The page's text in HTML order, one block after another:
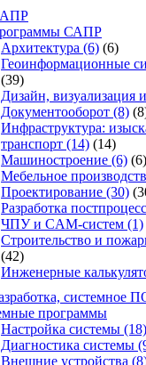
САПР
Архитектура (6) (6)
Геоинформационные
(39)
Дизайн, визуализация
Документооборот (8)
Инфраструктура:
транспорт (14) (14)
Машиностроение (6) (6)
Мебельное
Проектирование (30)
Разработка
ЧПУ и CAM-систем (1)
Строительство и
(42)
Инженерные
системное
программы
Настройка системы (18)
Диагностика системы
Внешние устройства